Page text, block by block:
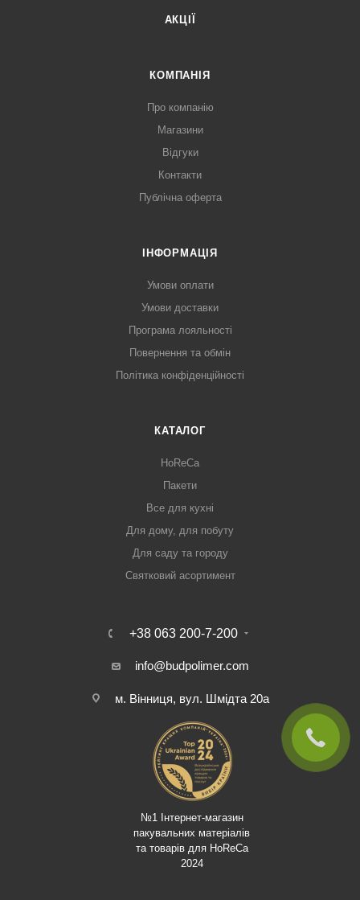
АКЦІЇ
КОМПАНІЯ
Про компанію
Магазини
Відгуки
Контакти
Публічна оферта
ІНФОРМАЦІЯ
Умови оплати
Умови доставки
Програма лояльності
Повернення та обмін
Політика конфіденційності
КАТАЛОГ
HoReCa
Пакети
Все для кухні
Для дому, для побуту
Для саду та городу
Святковий асортимент
+38 063 200-7-200
info@budpolimer.com
м. Вінниця, вул. Шмідта 20а
№1 Інтернет-магазин
пакувальних матеріалів
та товарів для HoReCa
2024